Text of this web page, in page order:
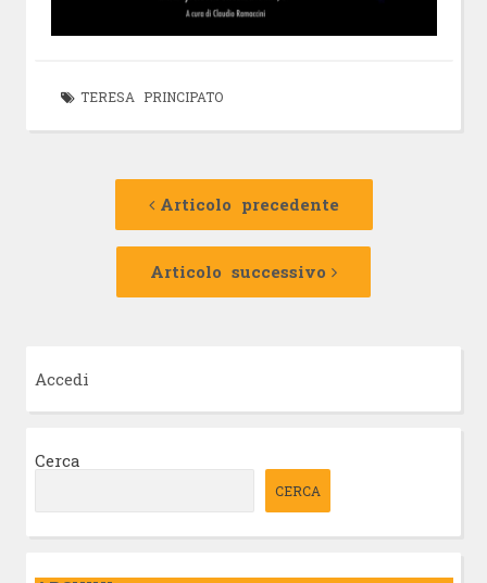
TERESA PRINCIPATO
Navigazione
Articolo precedente
Articolo
Articolo successivo
Articolo
Accedi
Cerca
CERCA